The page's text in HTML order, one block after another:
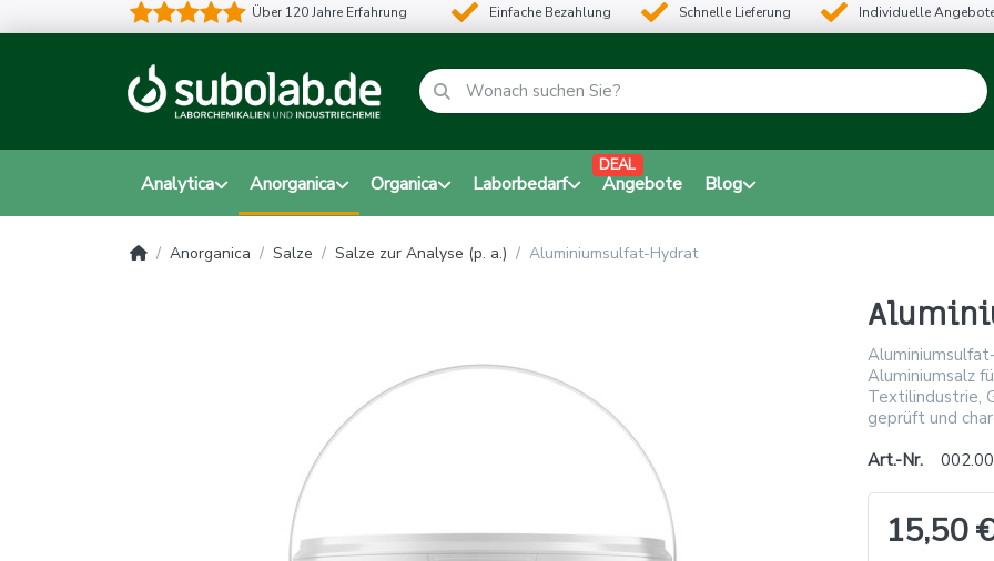
Über 120 Jahre Erfahrung Einfache Bezahlung Schnelle Lieferung Individuelle
Analytica Anorganica Organica Laborbedarf Angebote
DEAL
Blog
Anorganica Salze Salze zur Analyse (p. a.) Aluminiumsulfat-Hydrat
Aluminiumsalz
Textilindustrie,
geprüft und
Art.-Nr.
15,50 €